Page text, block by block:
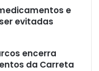
e
evitadas
encerra
da Carreta